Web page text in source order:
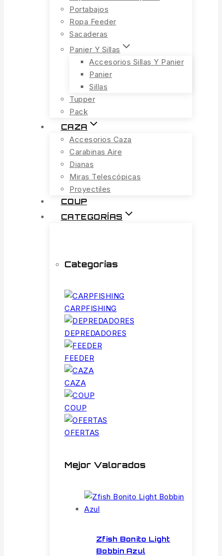
Portabajos
Ropa Feeder
Sacaderas
Panier Y Sillas
Accesorios Sillas Y Panier
Panier
Sillas
Tupper
Pack
CAZA
Accesorios Caza
Carabinas Aire
Dianas
Miras Telescópicas
Proyectiles
COUP
CATEGORÍAS
Categorías
CARPFISHING
DEPREDADORES
FEEDER
CAZA
COUP
OFERTAS
Mejor Valorados
Zfish Bonito Light
Bobbin Azul